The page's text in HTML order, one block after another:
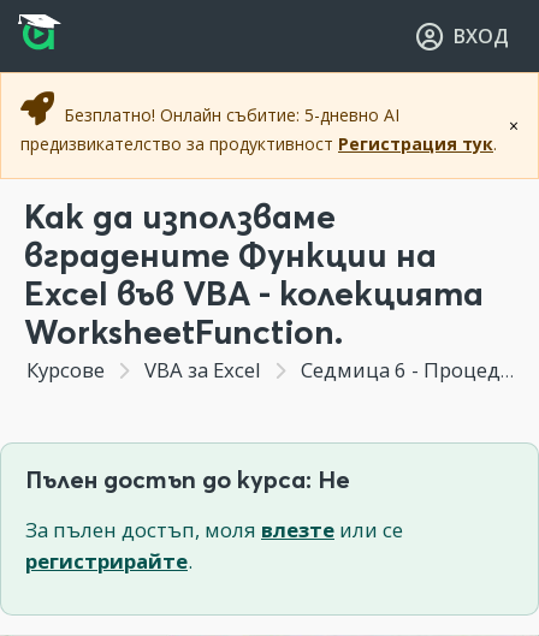
Прескочи към основното съдържание
Прескочи към навигацията
ВХОД
×
Безплатно! Онлайн събитие: 5-дневно AI
предизвикателство за продуктивност Регистрация тук.
Как да използваме
вградените Функции на
Excel във VBA - колекцията
WorksheetFunction.
Курсове VBA за Excel Седмица 6 - Процедури и видове функции: екселски функции; функции на VBA; функции, дефинирани от потребителя (UDF)
Пълен достъп до курса: Не
За пълен достъп, моля влезте или се
регистрирайте.